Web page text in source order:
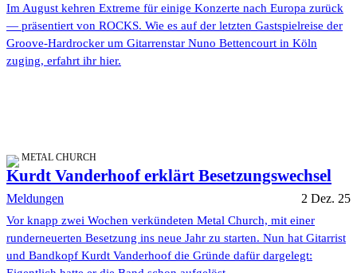
Im August kehren Extreme für einige Konzerte nach Europa zurück
— präsentiert von ROCKS. Wie es auf der letzten Gastspielreise der
Groove-Hardrocker um Gitarrenstar Nuno Bettencourt in Köln
zuging, erfahrt ihr hier.
METAL CHURCH
Kurdt Vanderhoof erklärt Besetzungswechsel
Meldungen 2 Dez. 25
Vor knapp zwei Wochen verkündeten Metal Church, mit einer
runderneuerten Besetzung ins neue Jahr zu starten. Nun hat Gitarrist
und Bandkopf Kurdt Vanderhoof die Gründe dafür dargelegt: